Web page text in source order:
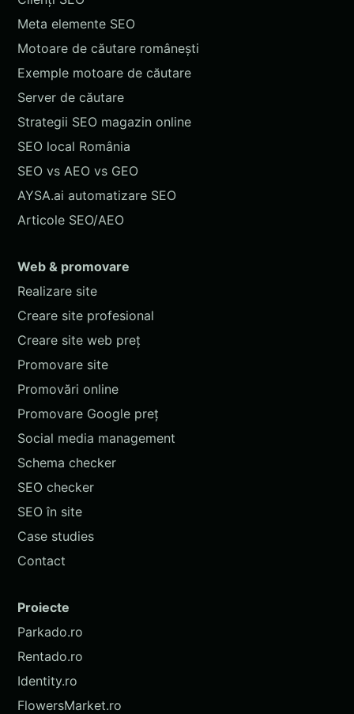
Meta elemente SEO
Motoare de căutare românești
Exemple motoare de căutare
Server de căutare
Strategii SEO magazin online
SEO local România
SEO vs AEO vs GEO
AYSA.ai automatizare SEO
Articole SEO/AEO
Web & promovare
Realizare site
Creare site profesional
Creare site web preț
Promovare site
Promovări online
Promovare Google preț
Social media management
Schema checker
SEO checker
SEO în site
Case studies
Contact
Proiecte
Parkado.ro
Rentado.ro
Identity.ro
FlowersMarket.ro